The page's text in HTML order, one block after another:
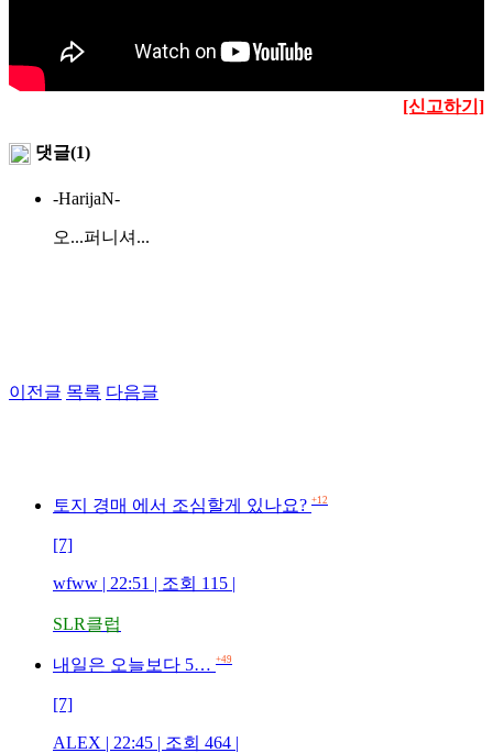
[신고하기]
댓글(1)
-HarijaN-
오...퍼니셔...
이전글 목록 다음글
토지 경매 에서 조심할게 있나요? +12
[7]
wfww | 22:51 | 조회 115 |
SLR클럽
내일은 오늘보다 5… +49
[7]
ALEX | 22:45 | 조회 464 |